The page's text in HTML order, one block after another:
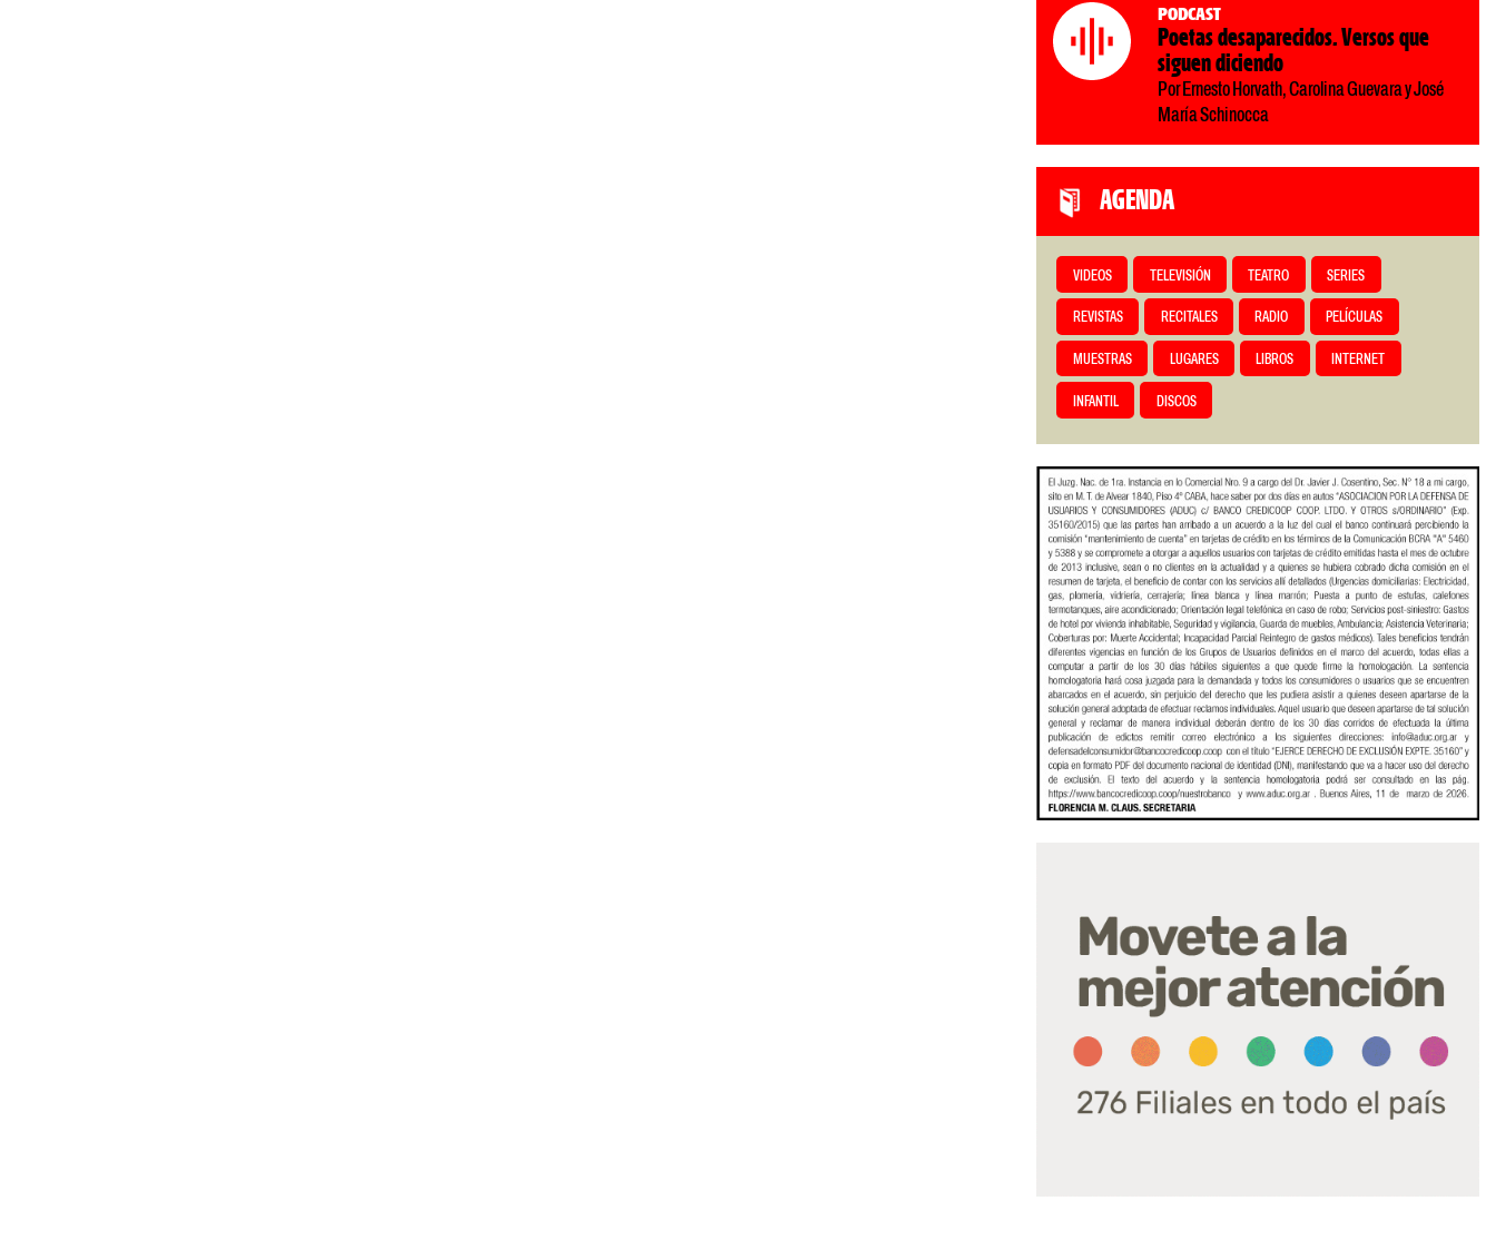
Podcast
Poetas desaparecidos. Versos que
siguen diciendo
Por Ernesto Horvath, Carolina Guevara y José
María Schinocca
AGENDA
VIDEOS TELEVISIÓN TEATRO SERIES
REVISTAS RECITALES RADIO PELÍCULAS
MUESTRAS LUGARES LIBROS INTERNET
INFANTIL DISCOS